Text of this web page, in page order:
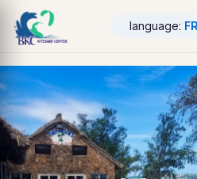
language: FR